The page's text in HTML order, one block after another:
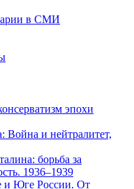
в СМИ
эпохи
Война и нейтралитет,
борьба за
1936–1939
и Юге России. От